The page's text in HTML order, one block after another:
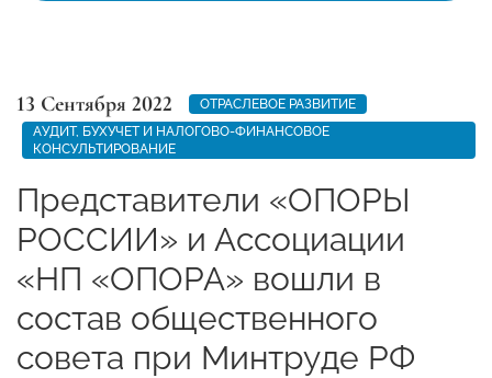
13 Сентября 2022
ОТРАСЛЕВОЕ РАЗВИТИЕ
АУДИТ, БУХУЧЕТ И НАЛОГОВО-ФИНАНСОВОЕ
КОНСУЛЬТИРОВАНИЕ
Представители «ОПОРЫ
РОССИИ» и Ассоциации
«НП «ОПОРА» вошли в
состав общественного
совета при Минтруде РФ